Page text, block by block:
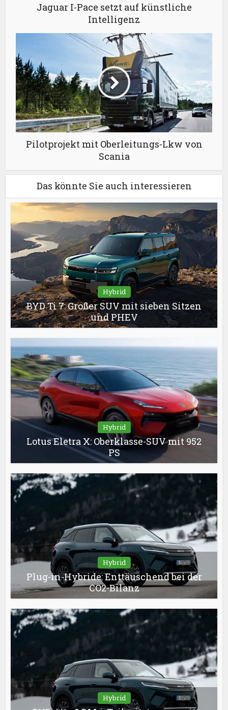
Jaguar I-Pace setzt auf künstliche
Intelligenz
Pilotprojekt mit Oberleitungs-Lkw von
Scania
Das könnte Sie auch interessieren
Hybrid
BYD Ti 7: Großer SUV mit sieben Sitzen
und PHEV
Hybrid
Lotus Eletra X: Oberklasse-SUV mit 952
PS
Hybrid
Plug-in-Hybride: Enttäuschend bei der
CO2-Bilanz
Hybrid